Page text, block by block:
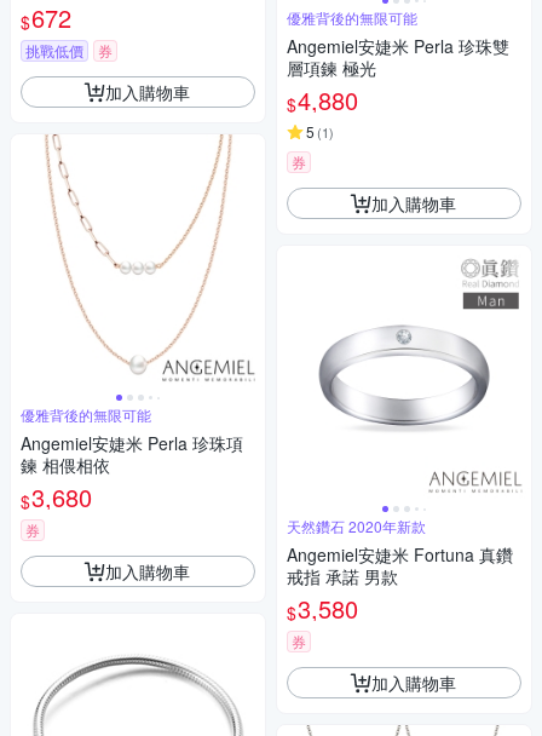
紅鑽.銀)
$672
挑戰低價 券
加入購物車
優雅背後的無限可能
Angemiel安婕米 Perla 珍珠項
鍊 相偎相依
$3,680
券
加入購物車
優雅背後的無限可能
Angemiel安婕米 Perla 珍珠雙
層項鍊 極光
$4,880
5 (1)
券
加入購物車
天然鑽石 2020年新款
Angemiel安婕米 Fortuna 真鑽
戒指 承諾 男款
$3,580
券
加入購物車